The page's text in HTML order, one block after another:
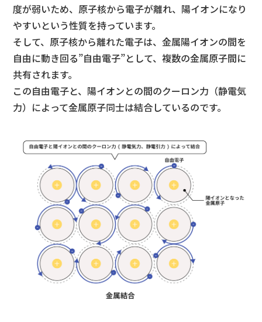
度が弱いため、原子核から電子が離れ、陽イオンになり
やすいという性質を持っています。
そして、原子核から離れた電子は、金属陽イオンの間を
自由に動き回る”自由電子”として、複数の金属原子間に
共有されます。
この自由電子と、陽イオンとの間のクーロン力（静電気
力）によって金属原子同士は結合しているのです。